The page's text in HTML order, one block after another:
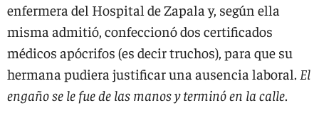
enfermera del Hospital de Zapala y, según ella
misma admitió, confeccionó dos certificados
médicos apócrifos (es decir truchos), para que su
hermana pudiera justificar una ausencia laboral. El
engaño se le fue de las manos y terminó en la calle.